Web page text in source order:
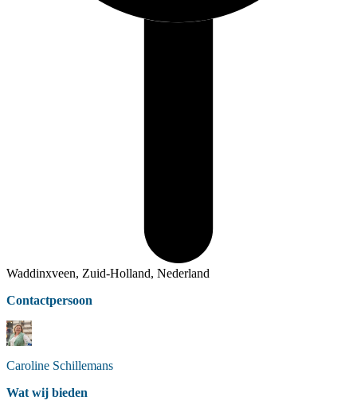
Waddinxveen, Zuid-Holland, Nederland
Contactpersoon
Caroline Schillemans
Wat wij bieden